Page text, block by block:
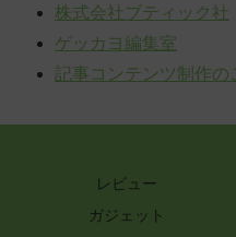
株式会社ブティック社
ゲッカヨ編集室
記事コンテンツ制作の
レビュー
ガジェット